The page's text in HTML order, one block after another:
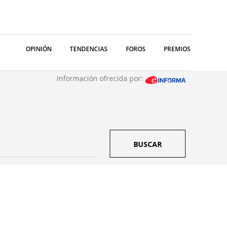
OPINIÓN TENDENCIAS FOROS PREMIOS
Información ofrecida por:
BUSCAR